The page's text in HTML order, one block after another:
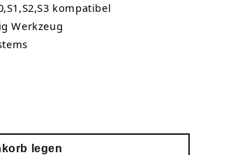
kompatibel
Werkzeug
legen